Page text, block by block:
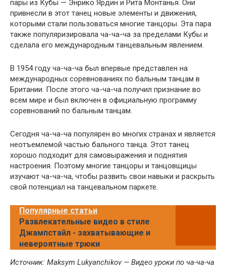
пары из Кубы — Энрико Ярдин и Рита Монтанья. Они
привнесли в этот танец новые элементы и движения,
которыми стали пользоваться многие танцоры. Эта пара
также популяризировала ча-ча-ча за пределами Кубы и
сделала его международным танцевальным явлением.
В 1954 году ча-ча-ча был впервые представлен на
международных соревнованиях по бальным танцам в
Британии. После этого ча-ча-ча получил признание во
всем мире и был включен в официальную программу
соревнований по бальным танцам.
Сегодня ча-ча-ча популярен во многих странах и является
неотъемлемой частью бального танца. Этот танец
хорошо подходит для самовыражения и поднятия
настроения. Поэтому многие танцоры и танцовщицы
изучают ча-ча-ча, чтобы развить свои навыки и раскрыть
свой потенциал на танцевальном паркете.
Популярные статьи
Развлекательные видео в стиле
Джампстайл - захватывающие и
невероятные трюки
Источник: Maksym Lukyanchikov — Видео уроки по ча-ча-ча